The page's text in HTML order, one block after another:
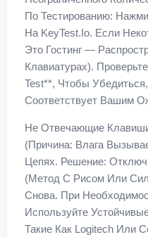
По Тестированию:
На KeyTest.io. Если
Это Гостинг —
Клавиатурах).
Test**, Чтобы
Соответствует Вашим
Не Отвечающие
(Причина: Влага
Цепях. Решение:
(метод С Рисом Или
Снова. При
Используйте
Такие Как Logitech Или